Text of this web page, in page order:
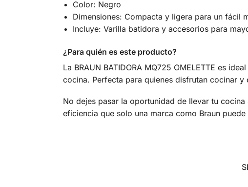
Color: Negro
Dimensiones: Compacta y ligera para un fácil
Incluye: Varilla batidora y accesorios para
¿Para quién es este producto?
La BRAUN BATIDORA MQ725 OMELETTE es
cocina. Perfecta para quienes disfrutan cocinar
No dejes pasar la oportunidad de llevar tu cocina
eficiencia que solo una marca como Braun